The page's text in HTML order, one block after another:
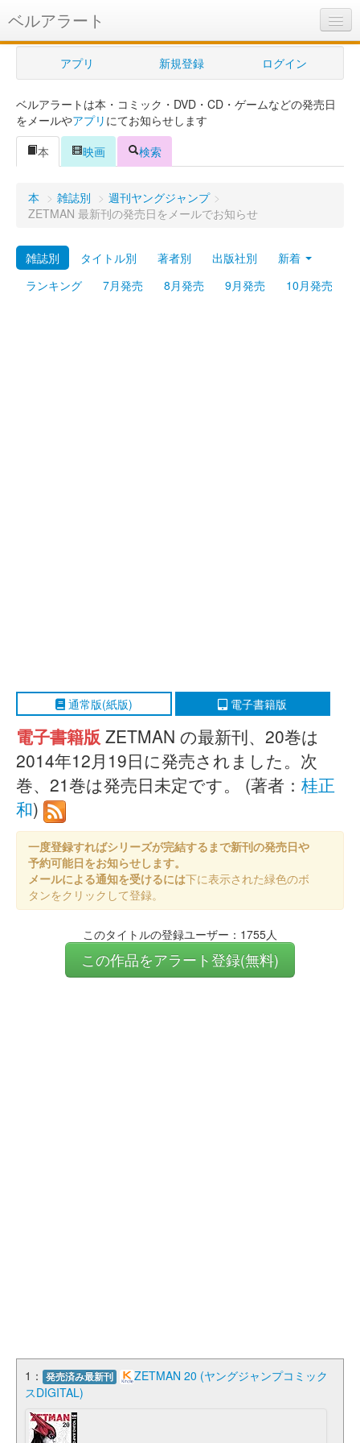
ベルアラート
ベルアラートとは
ヘルプ
新規登録
ログイン
購入管理
Myシェルフ
プレミアム
アプリ 新規登録 ログイン
ベルアラートは本・コミック・DVD・CD・ゲームなどの発売日
をメールやアプリ にてお知らせします
本
映画 検索
本 > 雑誌別 > 週刊ヤングジャンプ >
ZETMAN 最新刊の発売日をメールでお知らせ
雑誌別 タイトル別 著者別 出版社別
新着
ランキング
7月発売 8月発売 9月発売 10月発売
通常版(紙版) 電子書籍版
電子書籍版 ZETMAN の最新刊、20巻は
2014年12月19日に発売されました。次
巻、21巻は発売日未定です。 (著者： 桂正
和)
一度登録すればシリーズが完結するまで新刊の発売日や
予約可能日をお知らせします。
メールによる通知を受けるには下に表示された緑色のボ
タンをクリックして登録。
このタイトルの登録ユーザー：1755人
この作品をアラート登録(無料)
1： 発売済み最新刊
ZETMAN 20 (ヤングジャンプコミック
スDIGITAL)